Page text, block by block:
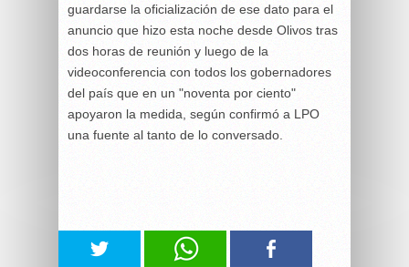
guardarse la oficialización de ese dato para el
anuncio que hizo esta noche desde Olivos tras
dos horas de reunión y luego de la
videoconferencia con todos los gobernadores
del país que en un "noventa por ciento"
apoyaron la medida, según confirmó a LPO
una fuente al tanto de lo conversado.